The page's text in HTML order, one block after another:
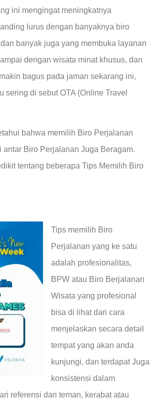
ini mengingat meningkatnya
lurus dengan banyaknya biro
banyak juga yang membuka layanan
dengan wisata minat khusus, dan
bagus pada jaman sekarang ini,
di sebut OTA (Online Travel
bahwa memilih Biro Perjalanan
Biro Perjalanan Juga Beragam.
tentang beberapa Tips Memilih Biro
Tips memilih Biro
Perjalanan yang ke satu
adalah profesionalitas,
BPW atau Biro Berjalanan
Wisata yang profesional
bisa di lihat dari cara
menjelaskan secara detail
tempat yang akan anda
kunjungi, dan terdapat Juga
konsistensi dalam
referensi dari teman, kerabat atau